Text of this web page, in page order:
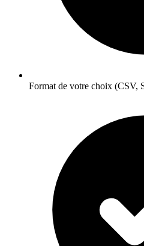
Format de votre choix (CSV,